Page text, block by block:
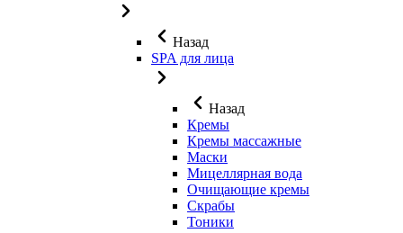
Назад
SPA для лица
Назад
Кремы
Кремы массажные
Маски
Мицеллярная вода
Очищающие кремы
Скрабы
Тоники